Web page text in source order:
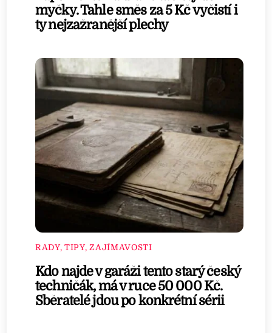
myčky. Tahle směs za 5 Kč vyčistí i
ty nejzažranější plechy
RADY, TIPY, ZAJÍMAVOSTI
Kdo najde v garáži tento starý český
techničák, má v ruce 50 000 Kč.
Sběratelé jdou po konkrétní sérii